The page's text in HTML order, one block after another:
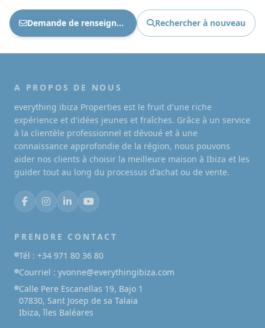
Demande de renseignements Ref : 1892 Rechercher à nouveau
A PROPOS DE NOUS
everything ibiza Properties est le fruit d'une riche
expérience et d'idées jeunes et fraîches. Grâce à un service
à la clientèle professionnel et dévoué et à une
connaissance approfondie de la région, nous pouvons
aider nos clients à choisir la meilleure maison à Ibiza et les
guider tout au long du processus d'achat ou de vente.
PRENDRE CONTACT
Tél : +34 971 80 36 80
Courriel : yvonne@everythingibiza.com
Calle Pere Escanellas 19, Bajo 1
07830, Sant Josep de sa Talaia
Ibiza, îles Baléares